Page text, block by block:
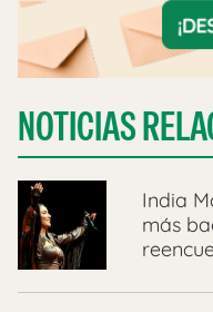
NOTICIAS
India
más